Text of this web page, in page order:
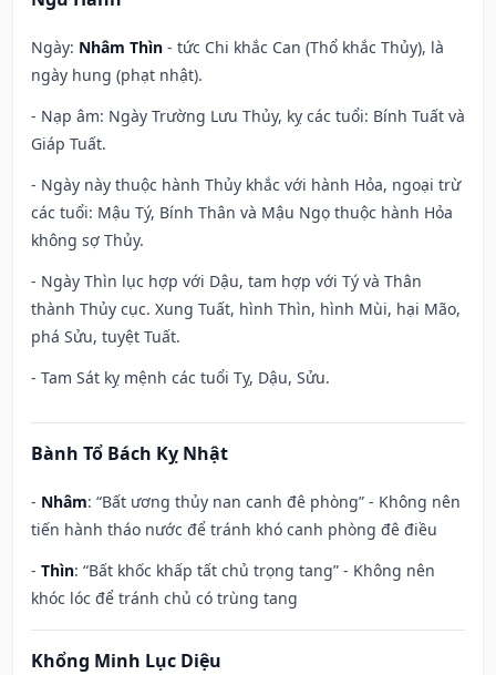
Ngày: Nhâm Thìn - tức Chi khắc Can (Thổ khắc Thủy), là
ngày hung (phạt nhật).
- Nạp âm: Ngày Trường Lưu Thủy, kỵ các tuổi: Bính Tuất và
Giáp Tuất.
- Ngày này thuộc hành Thủy khắc với hành Hỏa, ngoại trừ
các tuổi: Mậu Tý, Bính Thân và Mậu Ngọ thuộc hành Hỏa
không sợ Thủy.
- Ngày Thìn lục hợp với Dậu, tam hợp với Tý và Thân
thành Thủy cục. Xung Tuất, hình Thìn, hình Mùi, hại Mão,
phá Sửu, tuyệt Tuất.
- Tam Sát kỵ mệnh các tuổi Tỵ, Dậu, Sửu.
Bành Tổ Bách Kỵ Nhật
- Nhâm: “Bất ương thủy nan canh đê phòng” - Không nên
tiến hành tháo nước để tránh khó canh phòng đê điều
- Thìn: “Bất khốc khấp tất chủ trọng tang” - Không nên
khóc lóc để tránh chủ có trùng tang
Khổng Minh Lục Diệu